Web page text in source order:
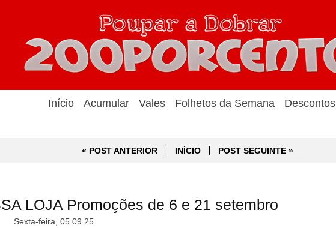
Início Acumular Vales Folhetos da Semana Descontos
« POST ANTERIOR INÍCIO POST SEGUINTE »
LOJA Promoções de 6 e 21 setembro
Sexta-feira, 05.09.25